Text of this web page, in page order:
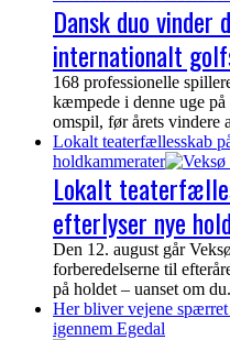
Dansk duo
internationalt
168 professionelle
kæmpede i denne uge
omspil, før årets vindere
Lokalt teaterfællesskab
holdkammerater
Lokalt
efterlyser nye
Den 12. august går
forberedelserne til
på holdet – uanset om
Her bliver vejene
igennem Egedal